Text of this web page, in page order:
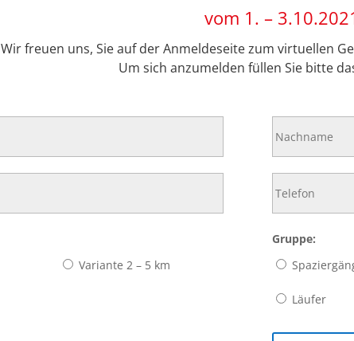
vom 1. –
Wir freuen uns, Sie auf der Anmeldeseite zum virtuellen
Um sich anzumelden füllen Sie bitte
Variante 2 – 5 km
Gruppe:
Läufer